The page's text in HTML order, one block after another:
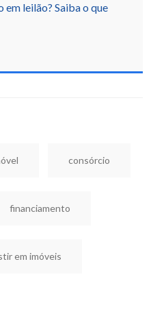
leilão? Saiba o que
consórcio
financiamento
em imóveis